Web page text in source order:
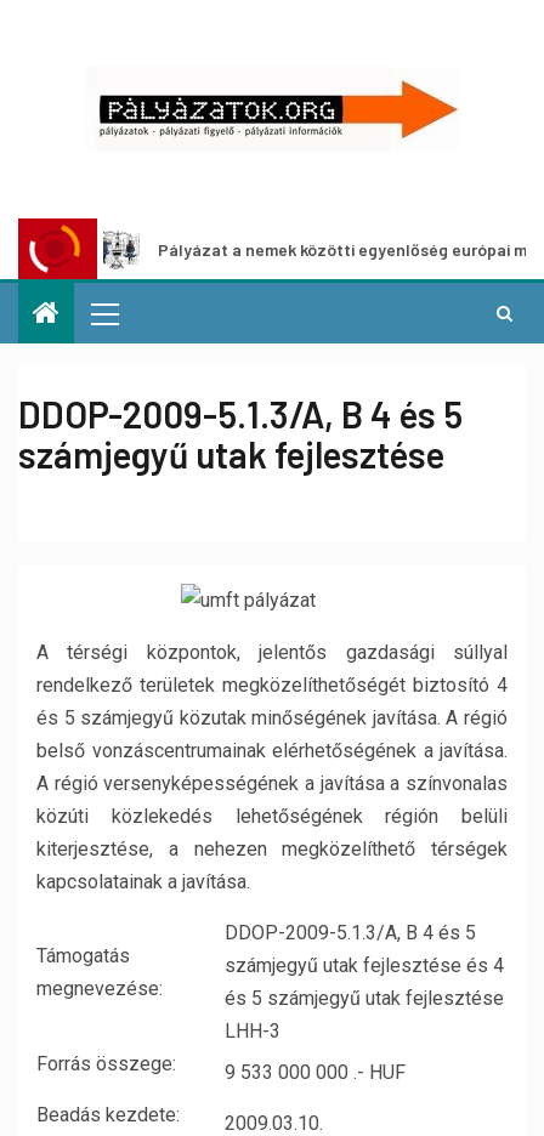
Pályázat a nemek közötti egyenlőség európai
DDOP-2009-5.1.3/A, B 4 és 5
számjegyű utak fejlesztése
A térségi központok, jelentős gazdasági súllyal
rendelkező területek megközelíthetőségét biztosító 4
és 5 számjegyű közutak minőségének javítása. A régió
belső vonzáscentrumainak elérhetőségének a javítása.
A régió versenyképességének a javítása a színvonalas
közúti közlekedés lehetőségének régión belüli
kiterjesztése, a nehezen megközelíthető térségek
kapcsolatainak a javítása.
Támogatás
megnevezése:
DDOP-2009-5.1.3/A, B 4 és 5
számjegyű utak fejlesztése és 4
és 5 számjegyű utak fejlesztése
LHH-3
Forrás összege:
9 533 000 000 .- HUF
Beadás kezdete:
2009.03.10.